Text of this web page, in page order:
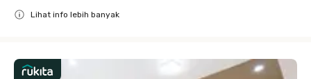
Lihat info lebih banyak